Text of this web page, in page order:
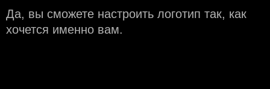
Да, вы сможете настроить логотип так, как
хочется именно вам.